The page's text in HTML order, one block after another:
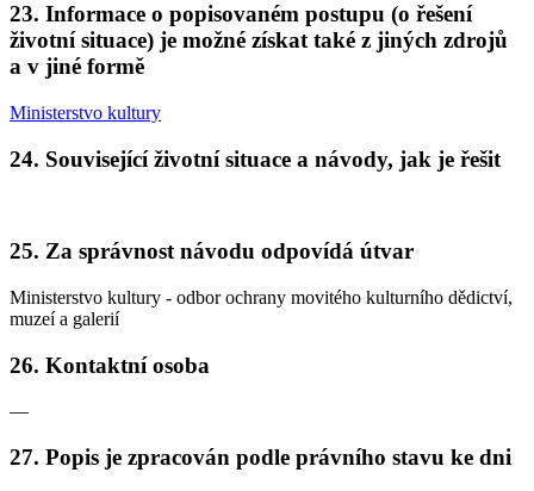
23. Informace o popisovaném postupu (o řešení
životní situace) je možné získat také z jiných zdrojů
a v jiné formě
Ministerstvo kultury
24. Související životní situace a návody, jak je řešit
25. Za správnost návodu odpovídá útvar
Ministerstvo kultury - odbor ochrany movitého kulturního dědictví,
muzeí a galerií
26. Kontaktní osoba
—
27. Popis je zpracován podle právního stavu ke dni